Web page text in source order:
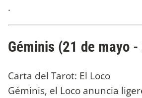
.
Géminis (21 de mayo
Carta del Tarot: El Loco
Géminis, el Loco anuncia